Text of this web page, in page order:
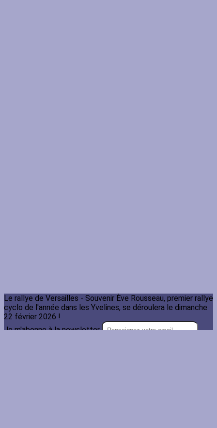
Le rallye de Versailles - Souvenir Ève Rousseau, premier rallye
cyclo de l'année dans les Yvelines, se déroulera le dimanche
22 février 2026 !
Je m'abonne à la newsletter